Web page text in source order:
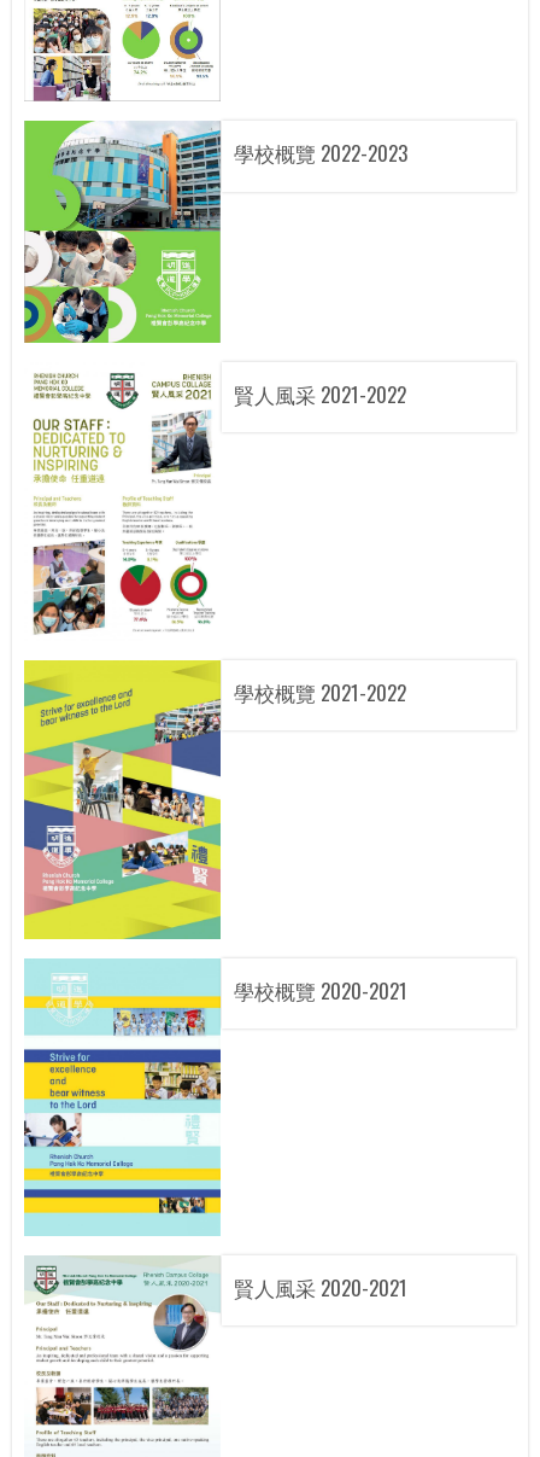
學校概覽 2022-2023
賢人風采 2021-2022
學校概覽 2021-2022
學校概覽 2020-2021
賢人風采 2020-2021